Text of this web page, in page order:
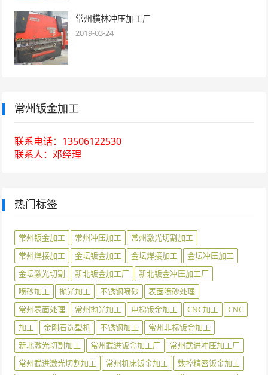
常州横林冲压加工厂
2019-03-24
常州钣金加工
联系电话：13506122530
联系人：邓经理
热门标签
常州钣金加工 常州冲压加工
常州激光切割加工
常州焊接加工
金坛钣金加工 金坛焊接加工
金坛冲压加工
金坛激光切割
新北钣金加工厂
新北钣金冲压加工厂
喷砂加工
抛光加工 不锈钢喷砂
表面喷砂处理
常州表面处理
常州抛光加工 电梯钣金加工 CNC加工
CNC
加工
金刚石选型机 不锈钢加工
常州非标钣金加工
新北激光切割加工
常州武进钣金加工厂
常州武进冲压加工厂
常州武进激光切割加工
常州机床钣金加工
数控精密钣金加工